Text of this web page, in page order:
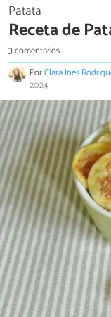
Patata
Receta de
3 comentarios
PorClara Inés
2024